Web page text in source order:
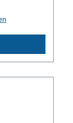
Str. 16,